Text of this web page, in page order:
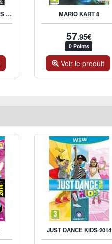
CARS 3 : COURSE VERS LA VICTOIRE MARIO KART 8
57.95€
0 Points
Voir le produit
JUST DANCE KIDS 2014